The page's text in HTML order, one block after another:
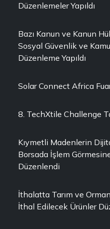
Düzenlemeler Yapıldı
Bazı Kanun ve Kanun
Sosyal Güvenlik ve
Düzenleme Yapıldı
Solar Connect Africa
8. TechXtile Challenge
Kıymetli Madenlerin
Borsada İşlem
Düzenlendi
İthalatta Tarım ve
İthal Edilecek Ürünler